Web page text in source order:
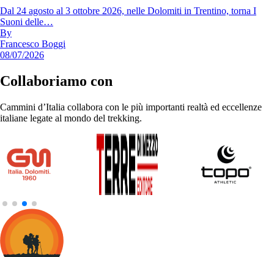
Dal 24 agosto al 3 ottobre 2026, nelle Dolomiti in Trentino, torna I
Suoni delle…
By
Francesco Boggi
08/07/2026
Collaboriamo con
Cammini d’Italia collabora con le più importanti realtà ed eccellenze
italiane legate al mondo del trekking.